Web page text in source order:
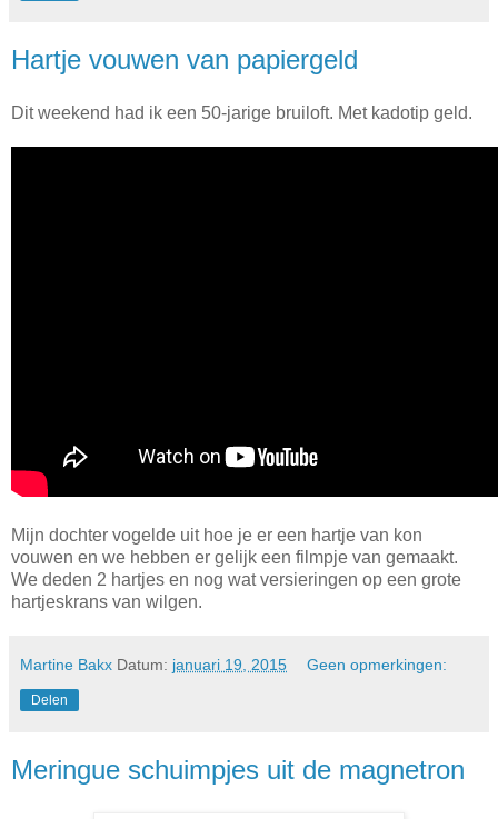
Hartje vouwen van papiergeld
Dit weekend had ik een 50-jarige bruiloft. Met kadotip geld.
Mijn dochter vogelde uit hoe je er een hartje van kon
vouwen en we hebben er gelijk een filmpje van gemaakt.
We deden 2 hartjes en nog wat versieringen op een grote
hartjeskrans van wilgen.
Martine Bakx Datum: januari 19, 2015 Geen opmerkingen:
Delen
Meringue schuimpjes uit de magnetron